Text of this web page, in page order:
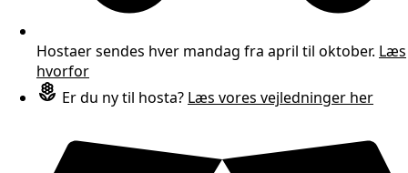
Hostaer sendes hver mandag fra april til oktober. Læs
hvorfor
Er du ny til hosta? Læs vores vejledninger her